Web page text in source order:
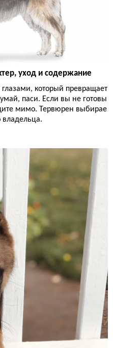
уход и содержание
который превращает
паси. Если вы не готовы
мимо. Тервюрен выбирае
владельца.